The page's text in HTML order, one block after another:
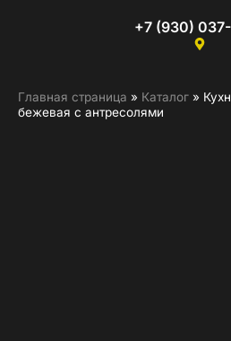
+7 (930)
Главная страница » Каталог »
бежевая с антресолями